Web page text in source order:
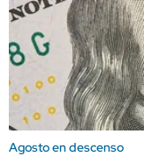
Agosto en descenso